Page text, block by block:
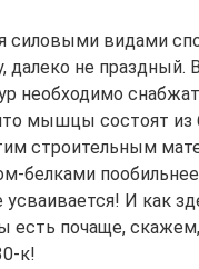
силовыми видами
не праздный.
необходимо
мышцы состоят из
строительным
белками
И как
есть почаще,
к!